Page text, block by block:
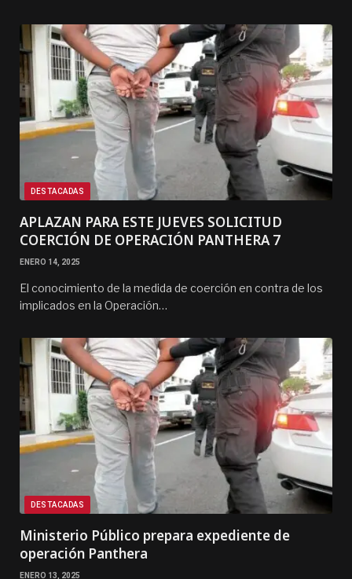
DESTACADAS
APLAZAN PARA ESTE JUEVES SOLICITUD
COERCIÓN DE OPERACIÓN PANTHERA 7
ENERO 14, 2025
El conocimiento de la medida de coerción en contra de los
implicados en la Operación…
DESTACADAS
Ministerio Público prepara expediente de
operación Panthera
ENERO 13, 2025